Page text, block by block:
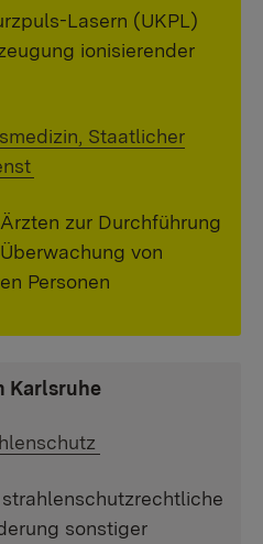
Lasern (UKPL)
ionisierender
Staatlicher
zur Durchführung
von
Personen
Karlsruhe
sonstiger